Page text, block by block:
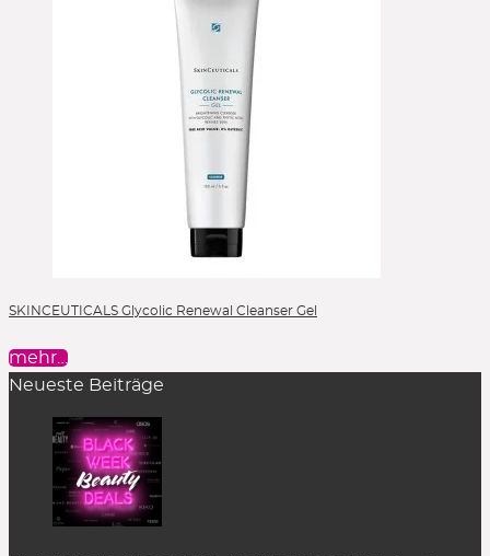
SKINCEUTICALS Glycolic Renewal Cleanser Gel
mehr…
Neueste Beiträge